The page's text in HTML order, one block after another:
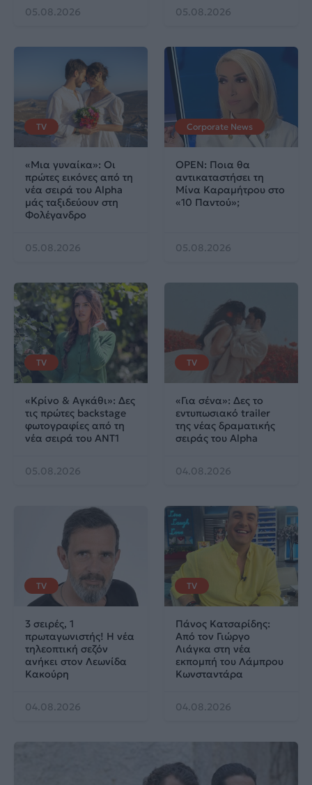
05.08.2026 05.08.2026
TV
«Μια γυναίκα»: Οι
πρώτες εικόνες από τη
νέα σειρά του Alpha
μάς ταξιδεύουν στη
Φολέγανδρο
05.08.2026
Corporate News
OPEN: Ποια θα
αντικαταστήσει τη
Μίνα Καραμήτρου στο
«10 Παντού»;
05.08.2026
TV
«Κρίνο & Αγκάθι»: Δες
τις πρώτες backstage
φωτογραφίες από τη
νέα σειρά του ΑΝΤ1
05.08.2026
TV
«Για σένα»: Δες το
εντυπωσιακό trailer
της νέας δραματικής
σειράς του Alpha
04.08.2026
TV
3 σειρές, 1
πρωταγωνιστής! Η νέα
τηλεοπτική σεζόν
ανήκει στον Λεωνίδα
Κακούρη
04.08.2026
TV
Πάνος Κατσαρίδης:
Από τον Γιώργο
Λιάγκα στη νέα
εκπομπή του Λάμπρου
Κωνσταντάρα
04.08.2026